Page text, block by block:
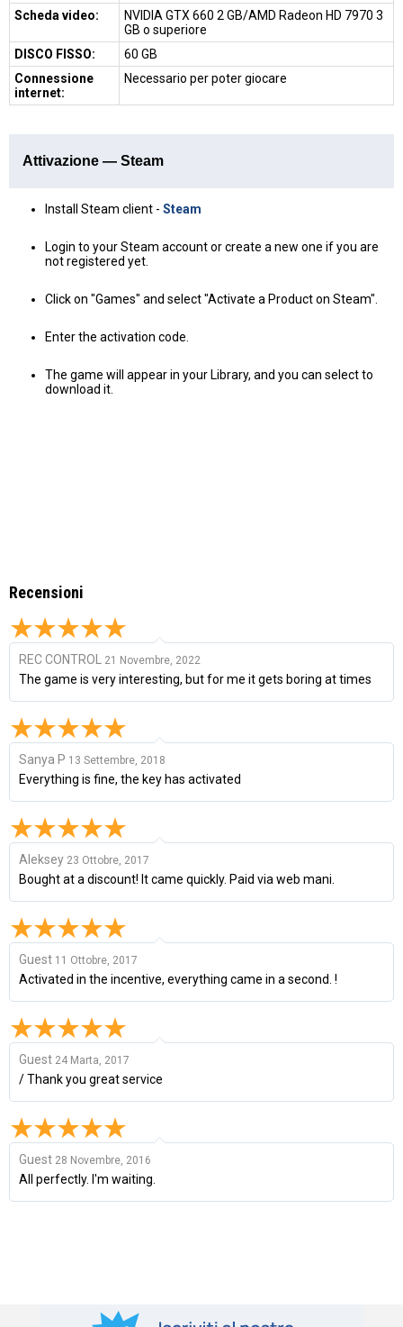
Scheda video:
NVIDIA GTX 660 2 GB/AMD Radeon HD 7970 3
GB o superiore
DISCO FISSO:
60 GB
Connessione
internet:
Necessario per poter giocare
Attivazione — Steam
Install Steam client - Steam
Login to your Steam account or create a new one if you are
not registered yet.
Click on "Games" and select "Activate a Product on Steam".
Enter the activation code.
The game will appear in your Library, and you can select to
download it.
Recensioni
REC CONTROL 21 Novembre, 2022
The game is very interesting, but for me it gets boring at times
Sanya P 13 Settembre, 2018
Everything is fine, the key has activated
Aleksey 23 Ottobre, 2017
Bought at a discount! It came quickly. Paid via web mani.
Guest 11 Ottobre, 2017
Activated in the incentive, everything came in a second. !
Guest 24 Marta, 2017
/ Thank you great service
Guest 28 Novembre, 2016
All perfectly. I'm waiting.